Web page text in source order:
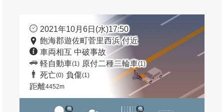
2021年10月6日(水)17:50
飽海郡遊佐町菅里西浜 付近
車両相互 中破事故
軽自動車(1) 原付二種二輪車(1)
死亡(0) 負傷(1)
距離4452m
他 他